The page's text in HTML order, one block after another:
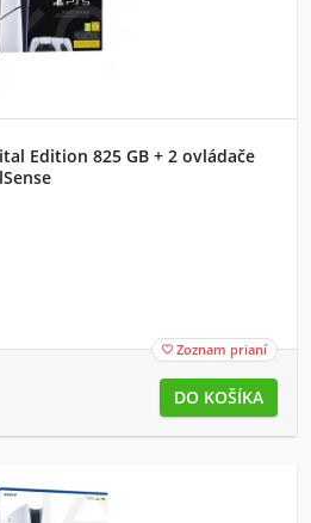
Edition 825 GB + 2 ovládače
 Zoznam prianí